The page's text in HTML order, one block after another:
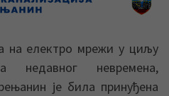
на електро мрежи у циљу
недавног невремена,
је била принуђена